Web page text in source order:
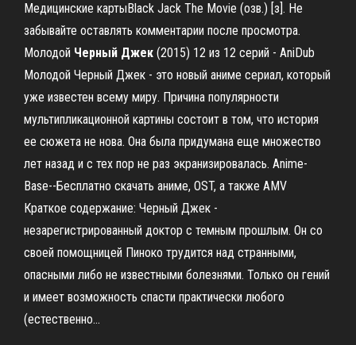
Медицинские картыBlack Jack The Movie (озв.) [з]. Не
забывайте оставлять комментарии после просмотра.
Молодой Черный Джек (2015) 12 из 12 серий - AniDub
Молодой Черный Джек - это новый аниме сериал, который
уже известен всему миру. Причина популярности
мультипликационной картины состоит в том, что история
ее сюжета не нова. Она была придумана еще множество
лет назад и с тех пор не раз экранизировалась. Anime-
Base--Бесплатно скачать аниме, OST, а также AMV
Краткое содержание: Черный Джек -
незарегистрированный доктор с темным прошлым. Он со
своей помощницей Пиноко трудится над странными,
опасными либо не известными болезнями. Только он гений
и имеет возможность спасти практически любого
(естественно...